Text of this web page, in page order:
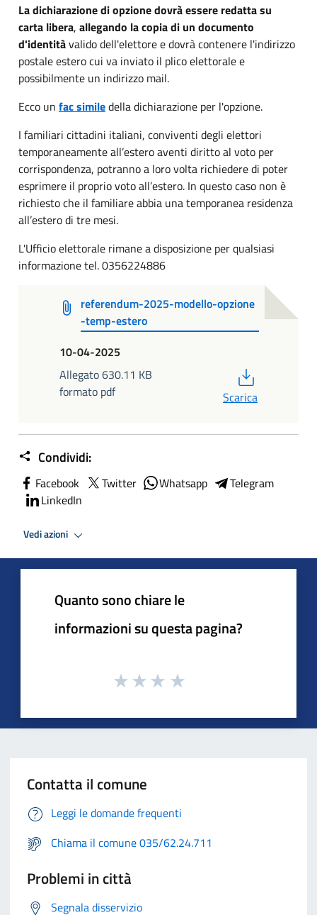
La dichiarazione di opzione dovrà essere redatta su
carta libera, allegando la copia di un documento
d'identitàvalido dell'elettore e dovrà contenere l'indirizzo
postale estero cui va inviato il plico elettorale e
possibilmente un indirizzo mail.
Ecco un fac similedella dichiarazione per l'opzione.
I familiari cittadini italiani, conviventi degli elettori
temporaneamente all’estero aventi diritto al voto per
corrispondenza, potranno a loro volta richiedere di poter
esprimere il proprio voto all’estero. In questo caso non è
richiesto che il familiare abbia una temporanea residenza
all’estero di tre mesi.
L'Ufficio elettorale rimane a disposizione per qualsiasi
informazione tel. 0356224886
referendum-2025-modello-opzione
-temp-estero
10-04-2025
Allegato 630.11 KB
formato pdf
Scarica
Condividi:
Facebook Twitter Whatsapp
Telegram
LinkedIn
Vedi azioni
Quanto sono chiare le
informazioni su questa pagina?
Contatta il comune
Leggi le domande frequenti
Chiama il comune 035/62.24.711
Problemi in città
Segnala disservizio